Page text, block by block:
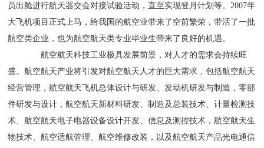
员出舱进行航天器交会对接试验活动，直至实现登月计划等。2007年
大飞机项目正式上马，给我国的航空业带来了空前繁荣，带活了一批
航空类企业，也为航空航天类专业毕业生带来了良好的机遇。
航空航天科技工业极具发展前景，对人才的需求会持续旺
盛。航空航天产业将引发对航空航天人才的巨大需求，包括航空航天
经营管理，航空航天飞机总体设计与研发、发动机研发与制造，零部
件研发与设计，航空航天新材料研发、制造及总装技术、计量检测技
术、航空航天电子电器设备设计开发、信息及测控技术，航空航天生
物技术、航空适航管理、航空维修改装，以及航空航天产品光电通信